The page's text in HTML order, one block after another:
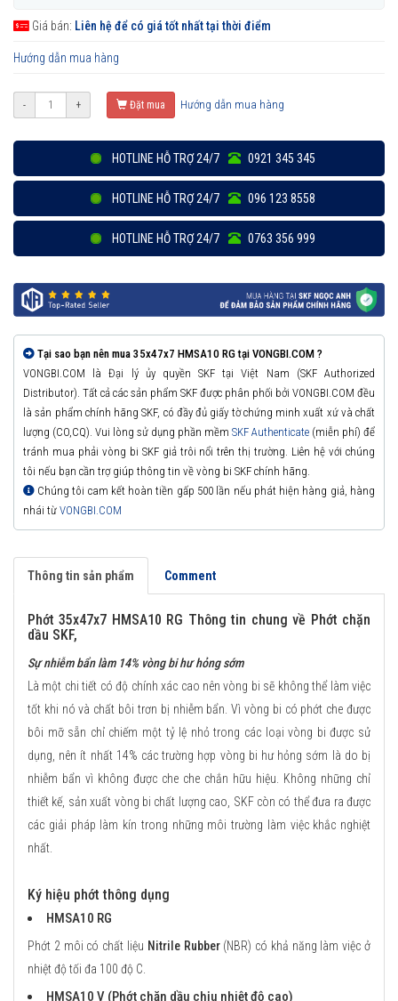
Giá bán: Liên hệ để có giá tốt nhất tại thời điểm
Hướng dẫn mua hàng
- + Đặt mua Hướng dẫn mua hàng
HOTLINE HỖ TRỢ 24/7 0921 345 345
HOTLINE HỖ TRỢ 24/7 096 123 8558
HOTLINE HỖ TRỢ 24/7 0763 356 999
Tại sao bạn nên mua 35x47x7 HMSA10 RG tại VONGBI.COM ?
VONGBI.COM là Đại lý ủy quyền SKF tại Việt Nam (SKF Authorized
Distributor). Tất cả các sản phẩm SKF được phân phối bởi VONGBI.COM đều
là sản phẩm chính hãng SKF, có đầy đủ giấy tờ chứng minh xuất xứ và chất
lượng (CO,CQ). Vui lòng sử dụng phần mềm SKF Authenticate (miễn phí) để
tránh mua phải vòng bi SKF giả trôi nổi trên thị trường. Liên hệ với chúng
tôi nếu bạn cần trợ giúp thông tin về vòng bi SKF chính hãng.
Chúng tôi cam kết hoàn tiền gấp 500 lần nếu phát hiện hàng giả, hàng
nhái từ VONGBI.COM
Thông tin sản phẩm Comment
Phớt 35x47x7 HMSA10 RG Thông tin chung về Phớt chặn
dầu SKF,
Sự nhiễm bẩn làm 14% vòng bi hư hỏng sớm
Là một chi tiết có độ chính xác cao nên vòng bi sẽ không thể làm việc
tốt khi nó và chất bôi trơn bị nhiễm bẩn. Vì vòng bi có phớt che được
bôi mỡ sẵn chỉ chiếm một tỷ lệ nhỏ trong các loại vòng bi được sử
dụng, nên ít nhất 14% các trường hợp vòng bi hư hỏng sớm là do bị
nhiễm bẩn vì không được che che chắn hữu hiệu. Không những chỉ
thiết kế, sản xuất vòng bi chất lượng cao, SKF còn có thể đưa ra được
các giải pháp làm kín trong những môi trường làm việc khắc nghiệt
nhất.
Ký hiệu phớt thông dụng
HMSA10 RG
Phớt 2 môi có chất liệu Nitrile Rubber(NBR) có khả năng làm việc ở
nhiệt độ tối đa 100 độ C.
HMSA10 V (Phớt chặn dầu chịu nhiệt độ cao)